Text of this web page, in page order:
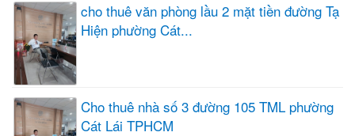
cho thuê văn phòng lầu 2 mặt tiền đường Tạ
Hiện phường Cát...
Cho thuê nhà số 3 đường 105 TML phường
Cát Lái TPHCM